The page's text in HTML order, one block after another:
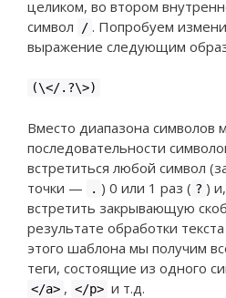
целиком, во втором
символ
/ . Попробуем
выражение следующим
(\</.?\>)
Вместо диапазона символов
последовательности
встретиться любой символ
точки —
. ) 0 или 1 раз ( ? )
встретить закрывающую
результате обработки
этого шаблона мы получим
теги, состоящие из одного
</a> , </p> и т.д.